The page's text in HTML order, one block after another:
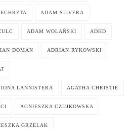
ADAM SILVERA
ADAM WOLAŃSKI ADHD
DOMAN ADRIAN RYKOWSKI
LANNISTERA AGATHA CHRISTIE
AGNIESZKA CZUJKOWSKA
GRZELAK